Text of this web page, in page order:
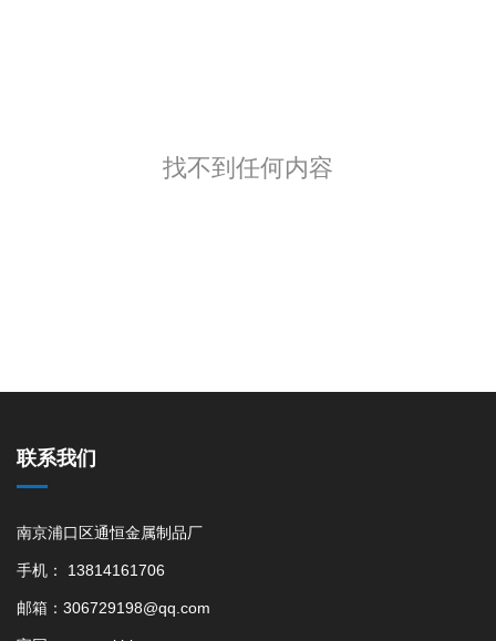
找不到任何内容
联系我们
南京浦口区通恒金属制品厂
手机： 13814161706
邮箱：306729198@qq.com